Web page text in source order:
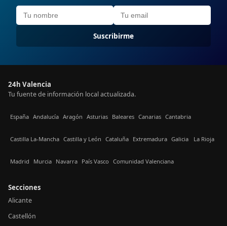
Suscribirme
24h Valencia
Tu fuente de información local actualizada.
España Andalucía Aragón Asturias Baleares Canarias Cantabria
Castilla La-Mancha Castilla y León Cataluña Extremadura Galicia La Rioja
Madrid Murcia Navarra País Vasco Comunidad Valenciana
Secciones
Alicante
Castellón